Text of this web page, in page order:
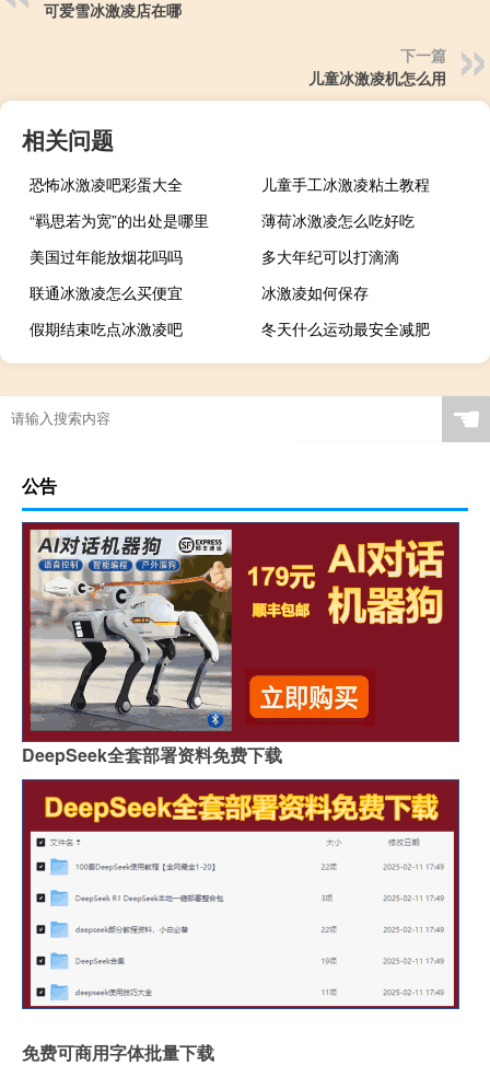
可爱雪冰激凌店在哪
下一篇
儿童冰激凌机怎么用
相关问题
恐怖冰激凌吧彩蛋大全
儿童手工冰激凌粘土教程
“羁思若为宽”的出处是哪里
薄荷冰激凌怎么吃好吃
美国过年能放烟花吗吗
多大年纪可以打滴滴
联通冰激凌怎么买便宜
冰激凌如何保存
假期结束吃点冰激凌吧
冬天什么运动最安全减肥
☚
公告
DeepSeek全套部署资料免费下载
免费可商用字体批量下载